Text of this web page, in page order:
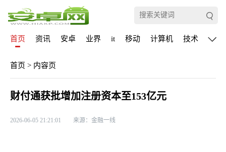
首页 资讯 安卓 业界 it 移动 计算机 技术 通信
首页 > 内容页
财付通获批增加注册资本至153亿元
2026-06-05 21:21:01 来源：金融一线